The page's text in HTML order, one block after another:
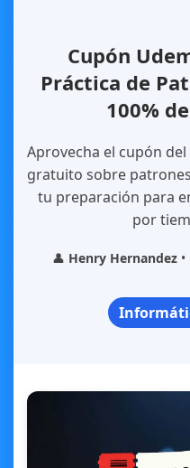
Cupón
Práctica de
100%
Aprovecha el cupón
gratuito sobre
tu preparación para
por
👤 Henry Hernandez